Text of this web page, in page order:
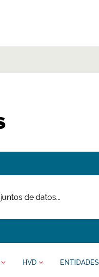
HVD ENTIDADES